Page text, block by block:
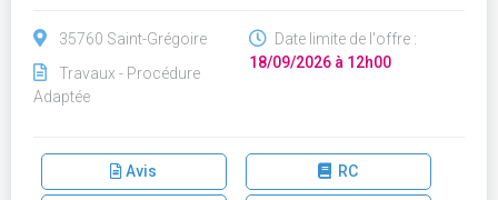
35760 Saint-Grégoire
Travaux - Procédure
Adaptée
Date limite de l'offre :
18/09/2026 à 12h00
Avis RC